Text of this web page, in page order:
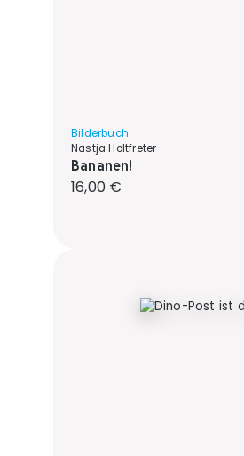
Bilderbuch
Nastja Holtfreter
Bananen!
Regulärer Preis:
16,00 €